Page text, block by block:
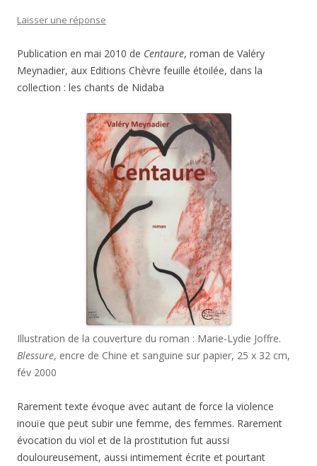
Laisser une réponse
Publication en mai 2010 de Centaure, roman de Valéry
Meynadier, aux Editions Chèvre feuille étoilée, dans la
collection : les chants de Nidaba
Illustration de la couverture du roman : Marie-Lydie Joffre.
Blessure, encre de Chine et sanguine sur papier, 25 x 32 cm,
fév 2000
Rarement texte évoque avec autant de force la violence
inouïe que peut subir une femme, des femmes. Rarement
évocation du viol et de la prostitution fut aussi
douloureusement, aussi intimement écrite et pourtant